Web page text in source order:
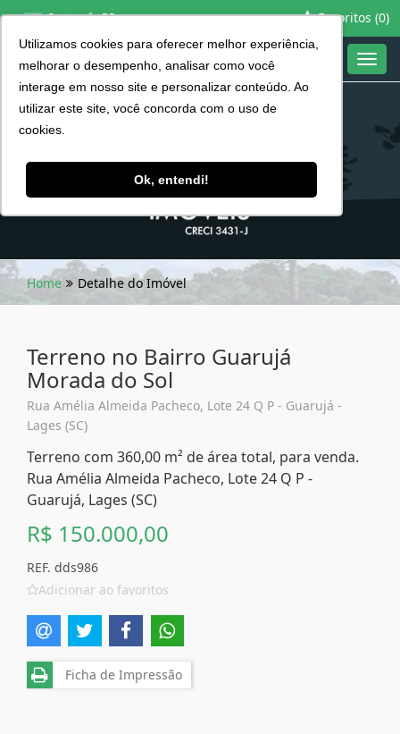
Utilizamos cookies para oferecer melhor experiência,
melhorar o desempenho, analisar como você
interage em nosso site e personalizar conteúdo. Ao
utilizar este site, você concorda com o uso de
cookies.
Ok, entendi!
Português BR Favoritos (0)
Home Detalhe do Imóvel
Terreno no Bairro Guarujá
Morada do Sol
Rua Amélia Almeida Pacheco, Lote 24 Q P - Guarujá -
Lages (SC)
Terreno com 360,00 m² de área total, para venda.
Rua Amélia Almeida Pacheco, Lote 24 Q P -
Guarujá, Lages (SC)
R$ 150.000,00
REF. dds986
Adicionar ao favoritos
Ficha de Impressão